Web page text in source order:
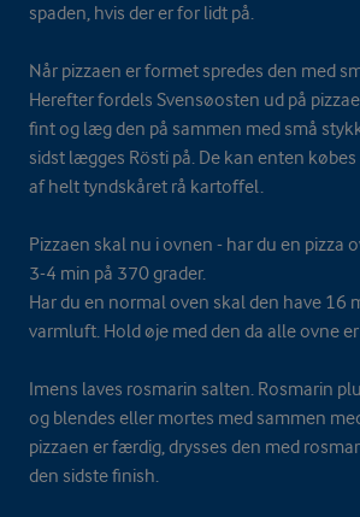
spaden, hvis der er for lidt på.
Når pizzaen er formet spredes den med
Herefter fordels Svensøosten ud på
fint og læg den på sammen med små
sidst lægges Rösti på. De kan enten
af helt tyndskåret rå kartoffel.
Pizzaen skal nu i ovnen - har du en pizza
3-4 min på 370 grader.
Har du en normal oven skal den have 16
varmluft. Hold øje med den da alle ovne
Imens laves rosmarin salten. Rosmarin
og blendes eller mortes med sammen
pizzaen er færdig, drysses den med
den sidste finish.